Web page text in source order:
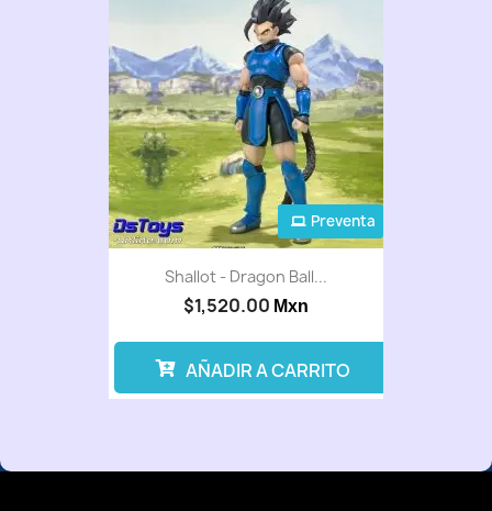
Shallot - Dragon Ball...
$1,520.00 Mxn
Preventa
AÑADIR A CARRITO